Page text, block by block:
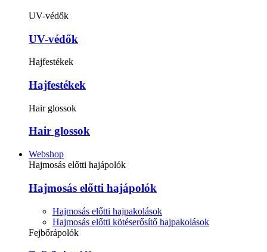
UV-védők
UV-védők
Hajfestékek
Hajfestékek
Hair glossok
Hair glossok
Webshop
Hajmosás előtti hajápolók
Hajmosás előtti hajápolók
Hajmosás előtti hajpakolások
Hajmosás előtti kötéserősítő hajpakolások
Fejbőrápolók